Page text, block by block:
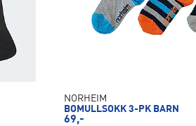
NORHEIM
BOMULLSOKK 3-PK BARN
69,-